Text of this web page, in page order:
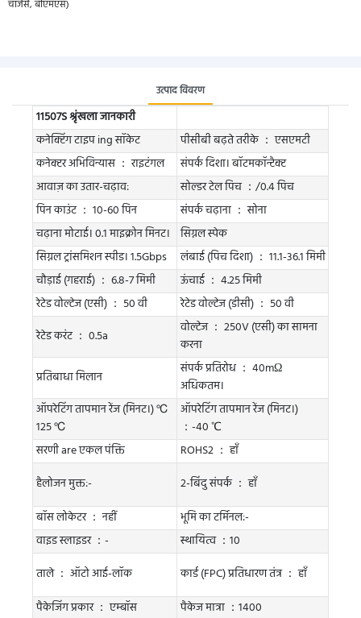
चार्जर्स, बीएमएस)
उत्पाद विवरण
11507S श्रृंखला जानकारी
कनेक्टिंग टाइप ing सॉकेट
पीसीबी बढ़ते तरीके ： एसएमटी
कनेक्टर अभिविन्यास ： राइटंगल
संपर्क दिशा। बॉटमकॉन्टैक्ट
आवाज़ का उतार-चढ़ाव:
सोल्डर टेल पिच ：/0.4 पिच
पिन काउंट ： 10-60 पिन
संपर्क चढ़ाना ： सोना
चढ़ाना मोटाई। 0.1 माइक्रोन मिनट। सिग्नल स्पेक
सिग्नल ट्रांसमिशन स्पीड। 1.5Gbps
लंबाई (पिच दिशा) ： 11.1-36.1 मिमी
चौड़ाई (गहराई) ： 6.8-7 मिमी
ऊंचाई ： 4.25 मिमी
रेटेड वोल्टेज (एसी) ： 50 वी
रेटेड वोल्टेज (डीसी) ： 50 वी
रेटेड करंट ： 0.5a
वोल्टेज ： 250V (एसी) का सामना
करना
प्रतिबाधा मिलान
संपर्क प्रतिरोध ： 40mΩ
अधिकतम।
ऑपरेटिंग तापमान रेंज (मिनट।) ℃
125 ℃
ऑपरेटिंग तापमान रेंज (मिनट।)
：-40 ℃
सरणी are एकल पंक्ति
ROHS2 ： हाँ
हैलोजन मुक्त:-
2-बिंदु संपर्क ： हाँ
बॉस लोकेटर ： नहीं
भूमि का टर्मिनल:-
वाइड स्लाइडर ：-
स्थायित्व ：10
ताले ： ऑटो आई-लॉक
कार्ड (FPC) प्रतिधारण तंत्र ： हाँ
पैकेजिंग प्रकार ： एम्बॉस
पैकेज मात्रा ：1400